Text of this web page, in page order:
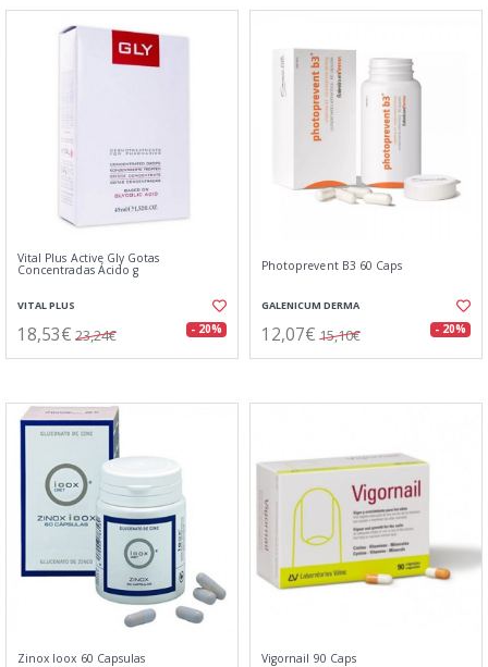
Vital Plus Active Gly Gotas
Concentradas Ácido g
VITAL PLUS
18,53€ 23,24€ - 20%
Photoprevent B3 60 Caps
GALENICUM DERMA
12,07€ 15,10€ - 20%
Zinox Ioox 60 Capsulas Vigornail 90 Caps